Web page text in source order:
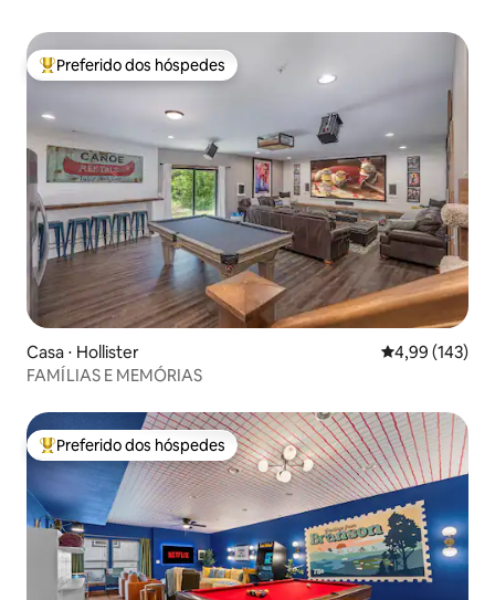
Entre os melhores preferidos dos hóspedes
Preferido dos hóspedes
Casa ⋅ Hollister 4,99 de uma
4,99 (143)
FAMÍLIAS E MEMÓRIAS
Entre os melhores preferidos dos hóspedes
Preferido dos hóspedes